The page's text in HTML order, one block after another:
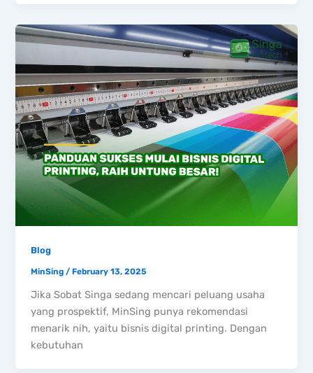
Blog
MinSing/February 13, 2025
Jika Sobat Singa sedang mencari peluang usaha
yang prospektif, MinSing punya rekomendasi
menarik nih, yaitu bisnis digital printing. Dengan
kebutuhan